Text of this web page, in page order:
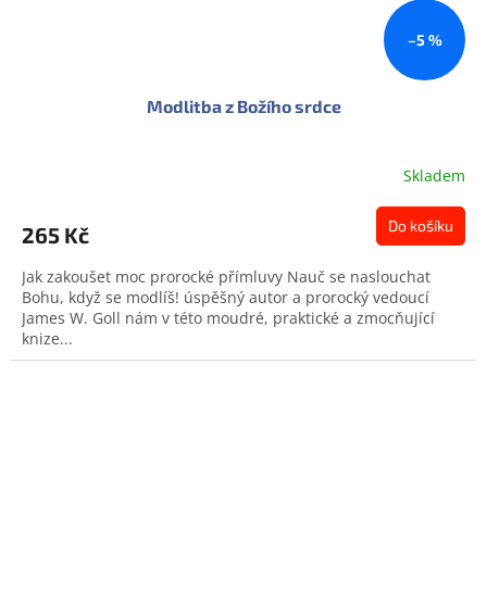
–5 %
Modlitba z Božího srdce
Skladem
265 Kč Do košíku
Jak zakoušet moc prorocké přímluvy Nauč se naslouchat
Bohu, když se modlíš! úspěšný autor a prorocký vedoucí
James W. Goll nám v této moudré, praktické a zmocňující
knize...